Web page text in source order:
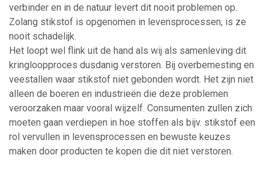
verbinder en in de natuur levert dit nooit problemen op.
Zolang stikstof is opgenomen in levensprocessen, is ze
nooit schadelijk.
Het loopt wel flink uit de hand als wij als samenleving dit
kringloopproces dusdanig verstoren. Bij overbemesting en
veestallen waar stikstof niet gebonden wordt. Het zijn niet
alleen de boeren en industrieën die deze problemen
veroorzaken maar vooral wijzelf. Consumenten zullen zich
moeten gaan verdiepen in hoe stoffen als bijv. stikstof een
rol vervullen in levensprocessen en bewuste keuzes
maken door producten te kopen die dit niet verstoren.